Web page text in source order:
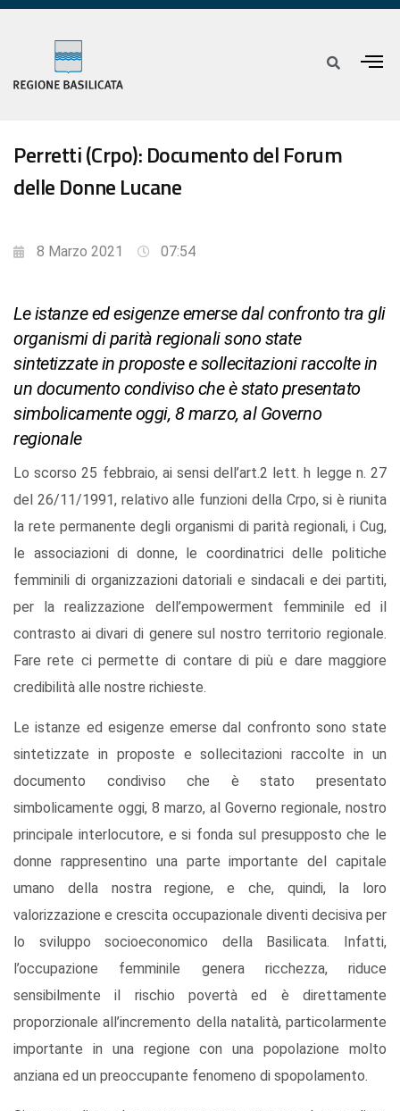
Perretti (Crpo): Documento del Forum
delle Donne Lucane
8 Marzo 2021 07:54
Le istanze ed esigenze emerse dal confronto tra gli
organismi di parità regionali sono state
sintetizzate in proposte e sollecitazioni raccolte in
un documento condiviso che è stato presentato
simbolicamente oggi, 8 marzo, al Governo
regionale
Lo scorso 25 febbraio, ai sensi dell’art.2 lett. h legge n. 27
del 26/11/1991, relativo alle funzioni della Crpo, si è riunita
la rete permanente degli organismi di parità regionali, i Cug,
le associazioni di donne, le coordinatrici delle politiche
femminili di organizzazioni datoriali e sindacali e dei partiti,
per la realizzazione dell’empowerment femminile ed il
contrasto ai divari di genere sul nostro territorio regionale.
Fare rete ci permette di contare di più e dare maggiore
credibilità alle nostre richieste.
Le istanze ed esigenze emerse dal confronto sono state
sintetizzate in proposte e sollecitazioni raccolte in un
documento condiviso che è stato presentato
simbolicamente oggi, 8 marzo, al Governo regionale, nostro
principale interlocutore, e si fonda sul presupposto che le
donne rappresentino una parte importante del capitale
umano della nostra regione, e che, quindi, la loro
valorizzazione e crescita occupazionale diventi decisiva per
lo sviluppo socioeconomico della Basilicata. Infatti,
l’occupazione femminile genera ricchezza, riduce
sensibilmente il rischio povertà ed è direttamente
proporzionale all’incremento della natalità, particolarmente
importante in una regione con una popolazione molto
anziana ed un preoccupante fenomeno di spopolamento.